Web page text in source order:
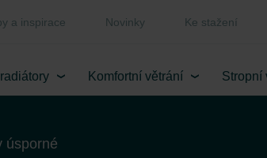
a inspirace Novinky Ke stažení
Komfortní větrání Stropní
úsporné